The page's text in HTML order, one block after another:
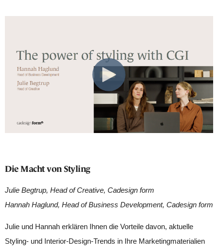
Die Macht von Styling
Julie Begtrup, Head of Creative, Cadesign form
Hannah Haglund, Head of Business Development, Cadesign form
Julie und Hannah erklären Ihnen die Vorteile davon, aktuelle
Styling- und Interior-Design-Trends in Ihre Marketingmaterialien